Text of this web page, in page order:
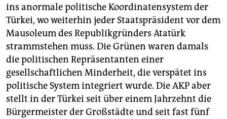
ins anormale politische Koordinatensystem der
Türkei, wo weiterhin jeder Staatspräsident vor dem
Mausoleum des Republikgründers Atatürk
strammstehen muss. Die Grünen waren damals
die politischen Repräsentanten einer
gesellschaftlichen Minderheit, die verspätet ins
politische System integriert wurde. Die AKP aber
stellt in der Türkei seit über einem Jahrzehnt die
Bürgermeister der Großstädte und seit fast fünf